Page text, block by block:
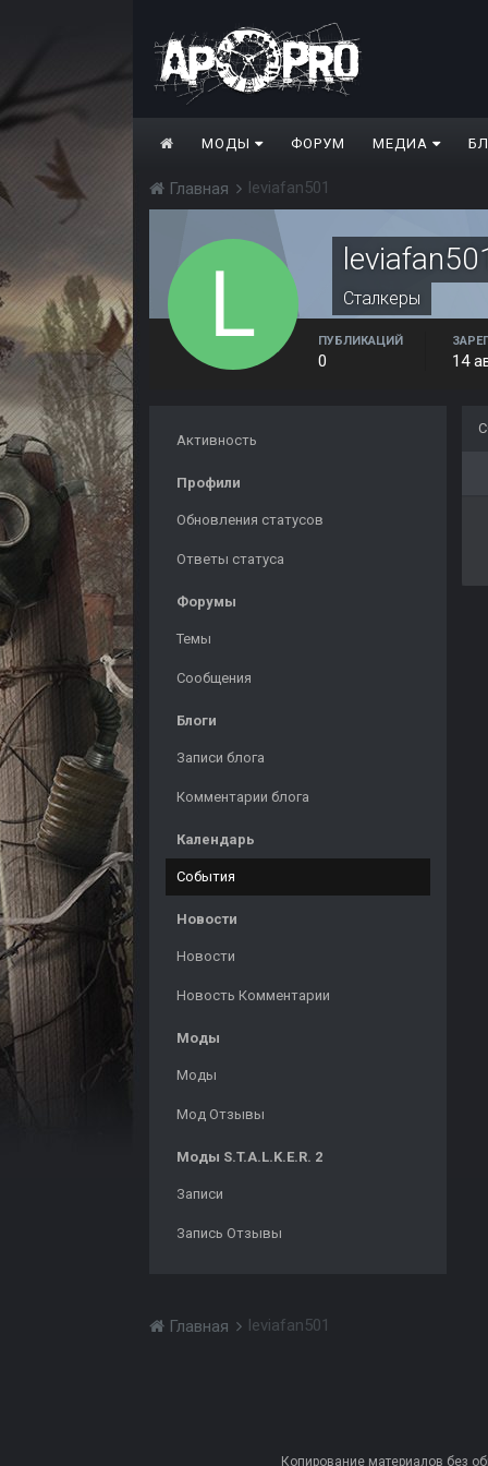
МОДЫ ФОРУМ МЕДИА
Главная leviafan501
Сталкеры
ПУБЛИКАЦИЙ
0 14
Активность
Профили
Обновления статусов
Ответы статуса
Форумы
Темы
Сообщения
Блоги
Записи блога
Комментарии блога
Календарь
События
Новости
Новости
Новость Комментарии
Моды
Моды
Мод Отзывы
Моды S.T.A.L.K.E.R. 2
Записи
Запись Отзывы
Главная leviafan501
Копирование материалов без